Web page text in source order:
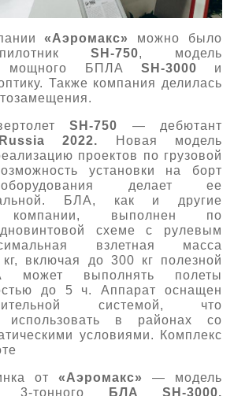
«Аэромакс» можно было
SH-750, модель
мощного БПЛА SH-3000 и
Также компания делилась
SH-750 — дебютант
2022. Новая модель
проектов по грузовой
установки на борт
делает ее
БЛА, как и другие
компании, выполнен по
схеме с рулевым
взлетная масса
кг, включая до 300 кг полезной
может выполнять полеты
до 5 ч. Аппарат оснащен
системой, что
использовать в районах со
условиями. Комплекс
от «Аэромакс» — модель
3-тонного
БЛА SH-3000.